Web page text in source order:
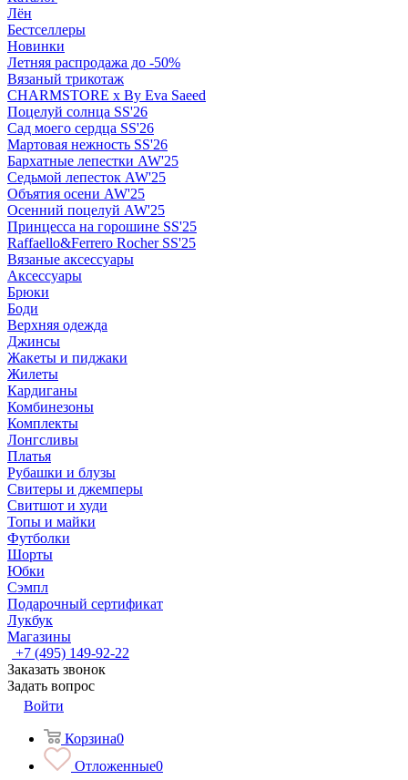
Лён
Бестселлеры
Новинки
Летняя распродажа до -50%
Вязаный трикотаж
CHARMSTORE х By Eva Saeed
Поцелуй солнца SS'26
Сад моего сердца SS'26
Мартовая нежность SS'26
Бархатные лепестки AW'25
Седьмой лепесток AW'25
Объятия осени AW'25
Осенний поцелуй AW'25
Принцесса на горошине SS'25
Raffaello&Ferrero Rocher SS'25
Вязаные аксессуары
Аксессуары
Брюки
Боди
Верхняя одежда
Джинсы
Жакеты и пиджаки
Жилеты
Кардиганы
Комбинезоны
Комплекты
Лонгсливы
Платья
Рубашки и блузы
Свитеры и джемперы
Свитшот и худи
Топы и майки
Футболки
Шорты
Юбки
Сэмпл
Подарочный сертификат
Лукбук
Магазины
+7 (495) 149-92-22
Заказать звонок
Задать вопрос
Войти
Корзина0
Отложенные0